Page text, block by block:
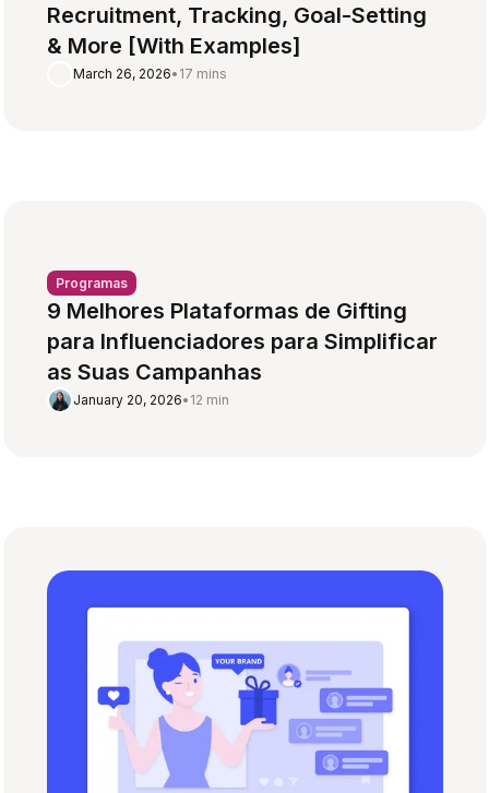
Recruitment, Tracking, Goal-Setting
& More [With Examples]
March 26, 2026• 17 mins
Programas
9 Melhores Plataformas de Gifting
para Influenciadores para Simplificar
as Suas Campanhas
January 20, 2026• 12 min